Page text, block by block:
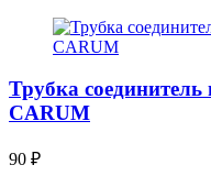
Трубка
CARUM
90 ₽